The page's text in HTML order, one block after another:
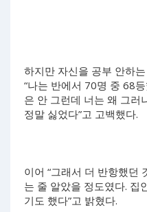
하지만 자신을 공부 안하
“나는 반에서 70명 중 68
은 안 그런데 너는 왜 그러
정말 싫었다”고 고백했다.
이어 “그래서 더 반항했던
는 줄 알았을 정도였다. 집
기도 했다”고 밝혔다.